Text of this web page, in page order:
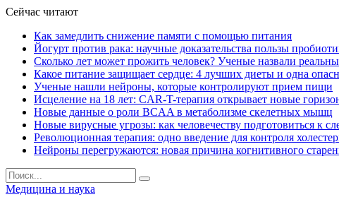
Сейчас читают
Как замедлить снижение памяти с помощью питания
Йогурт против рака: научные доказательства пользы
Сколько лет может прожить человек? Ученые назвали
Какое питание защищает сердце: 4 лучших диеты и одна
Ученые нашли нейроны, которые контролируют прием пищи
Исцеление на 18 лет: CAR-T-терапия открывает новые
Новые данные о роли BCAA в метаболизме скелетных мышц
Новые вирусные угрозы: как человечеству подготовиться к
Революционная терапия: одно введение для контроля
Нейроны перегружаются: новая причина когнитивного
Медицина и наука